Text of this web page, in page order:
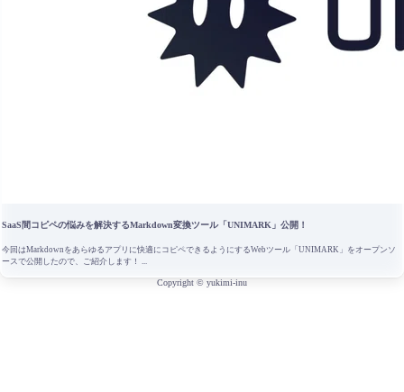
SaaS間コピペの悩みを解決するMarkdown変換ツール「UNIMARK」公開！
今回はMarkdownをあらゆるアプリに快適にコピペできるようにするWebツール「UNIMARK」をオープンソ
ースで公開したので、ご紹介します！ ...
Copyright © yukimi-inu